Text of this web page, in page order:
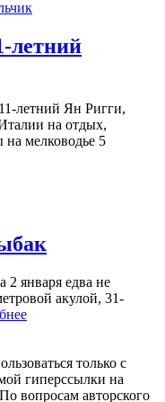
летний
летний Ян Ригги,
на отдых,
на мелководье 5
2 января едва не
акулой, 31-
только с
гиперссылки на
вопросам авторского